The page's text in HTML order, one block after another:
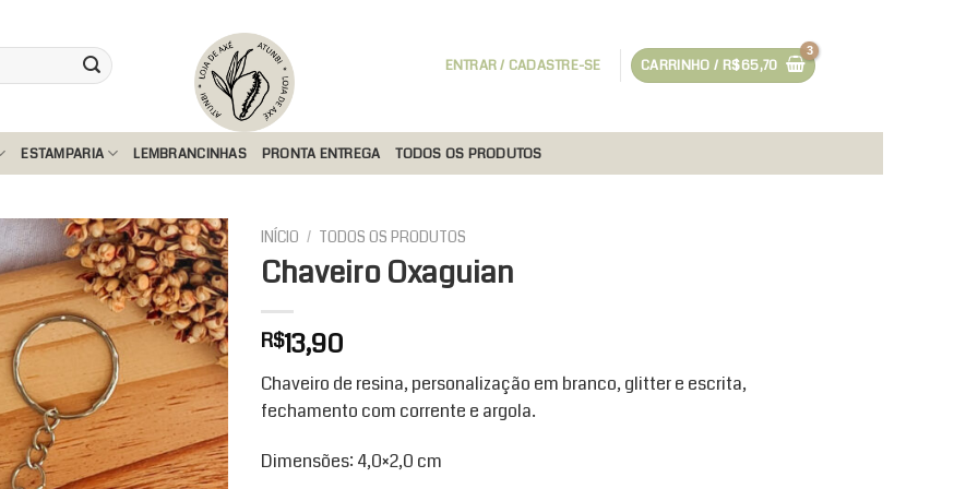
ENTRAR / CADASTRE-SE CARRINHO / R$65,70
ESTAMPARIA LEMBRANCINHAS PRONTA ENTREGA TODOS OS PRODUTOS
Add to
wishlist
INÍCIO / TODOS OS PRODUTOS
Chaveiro Oxaguian
R$13,90
Chaveiro de resina, personalização em branco, glitter e escrita,
fechamento com corrente e argola.
Dimensões: 4,0×2,0 cm